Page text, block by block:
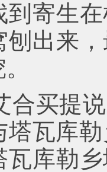
到寄生
刨出来
合买提
塔瓦库
瓦库勒